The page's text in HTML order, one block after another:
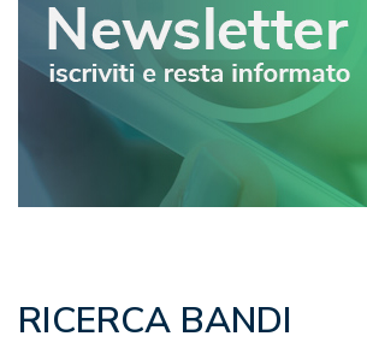
RICERCA BANDI